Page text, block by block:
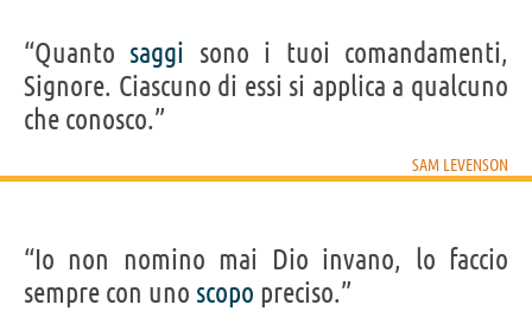
“Quanto saggi sono i tuoi comandamenti,
Signore. Ciascuno di essi si applica a qualcuno
che conosco.”
SAM LEVENSON
“Io non nomino mai Dio invano, lo faccio
sempre con uno scopo preciso.”